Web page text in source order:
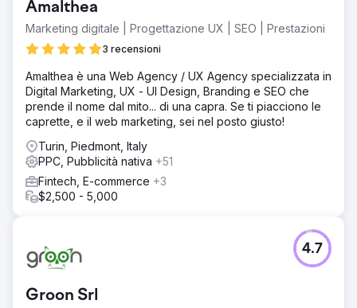
Amalthea
Marketing digitale | Progettazione UX | SEO | Prestazioni
3 recensioni
Amalthea è una Web Agency / UX Agency specializzata in
Digital Marketing, UX - UI Design, Branding e SEO che
prende il nome dal mito... di una capra. Se ti piacciono le
caprette, e il web marketing, sei nel posto giusto!
Turin, Piedmont, Italy
PPC, Pubblicità nativa +51
Fintech, E-commerce +3
$2,500 - 5,000
Groon Srl
4.7